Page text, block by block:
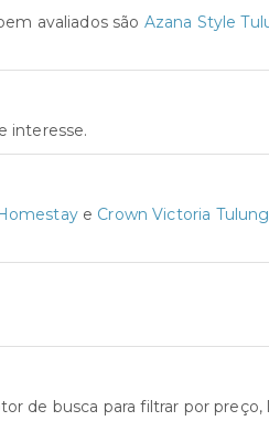
avaliados são Azana Style
interesse.
e Crown Victoria
de busca para filtrar por preço,